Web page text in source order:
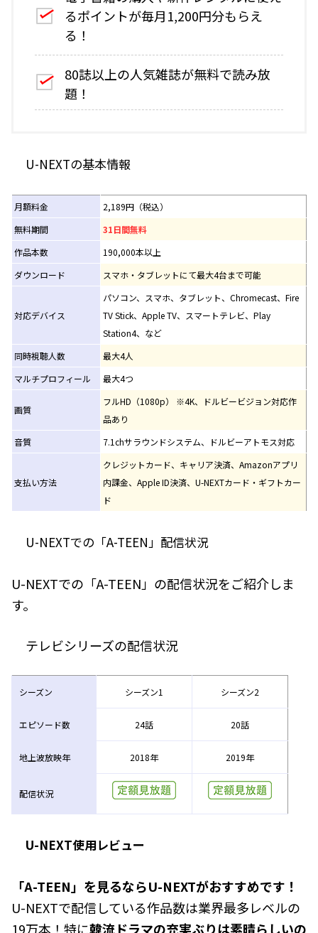
るポイントが毎月1,200円分もらえ
る！
80誌以上の人気雑誌が無料で読み放
題！
U-NEXTの基本情報
月額料金
2,189円（税込）
無料期間
31日間無料
作品本数
190,000本以上
ダウンロード
スマホ・タブレットにて最大4台まで可能
対応デバイス
パソコン、スマホ、タブレット、Chromecast、Fire
TV Stick、Apple TV、スマートテレビ、Play
Station4、など
同時視聴人数
最大4人
マルチプロフィール
最大4つ
画質
フルHD（1080p） ※4K、ドルビービジョン対応作
品あり
音質
7.1chサラウンドシステム、ドルビーアトモス対応
支払い方法
クレジットカード、キャリア決済、Amazonアプリ
内課金、Apple ID決済、U-NEXTカード・ギフトカー
ド
U-NEXTでの「A-TEEN」配信状況
U-NEXTでの「A-TEEN」の配信状況をご紹介しま
す。
テレビシリーズの配信状況
シーズン シーズン1 シーズン2
エピソード数 24話 20話
地上波放映年 2018年 2019年
配信状況
U-NEXT使用レビュー
「A-TEEN」を見るならU-NEXTがおすすめです！
U-NEXTで配信している作品数は業界最多レベルの
19万本！特に韓流ドラマの充実ぶりは素晴らしいの